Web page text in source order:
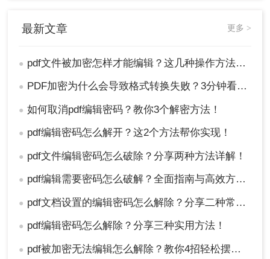
最新文章 更多 >
● pdf文件被加密怎样才能编辑？这几种操作方法十分简单!！
● PDF加密为什么会导致格式转换失败？3分钟看懂原因与解决方案！
● 如何取消pdf编辑密码？教你3个解密方法！
● pdf编辑密码怎么解开？这2个方法帮你实现！
● pdf文件编辑密码怎么破除？分享两种方法详解！
● pdf编辑需要密码怎么破解？全面指南与高效方法详解！
● pdf文档设置的编辑密码怎么解除？分享二种常用解除方式！
● pdf编辑密码怎么解除？分享三种实用方法！
● pdf被加密无法编辑怎么解除？教你4招轻松摆平！